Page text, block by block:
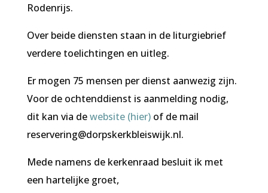
Rodenrijs.
Over beide diensten staan in de liturgiebrief
verdere toelichtingen en uitleg.
Er mogen 75 mensen per dienst aanwezig zijn.
Voor de ochtenddienst is aanmelding nodig,
dit kan via dewebsite (hier)of de mail
reservering@dorpskerkbleiswijk.nl.
Mede namens de kerkenraad besluit ik met
een hartelijke groet,